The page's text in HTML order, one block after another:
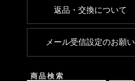
返品・交換について
メール受信設定のお願い
商品検索